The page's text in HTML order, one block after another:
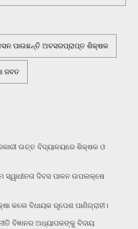
ପାଉଛନ୍ତି ଅବସରପ୍ରାପ୍ତ ଶିକ୍ଷକ
ଜବତ
ଉଚ୍ଚ ବିଦ୍ୟାଳୟରେ ଶିକ୍ଷକ ଓ
ଦିବସ ପାଳନ ଉପଲକ୍ଷେ
କଲେ ବିଧାୟକ ରୂପେଶ ପାଣିଗ୍ରାହୀ।
ବିଜ୍ଞାନର ଅଧ୍ୟାପକଙ୍କୁ ବିଦାୟ